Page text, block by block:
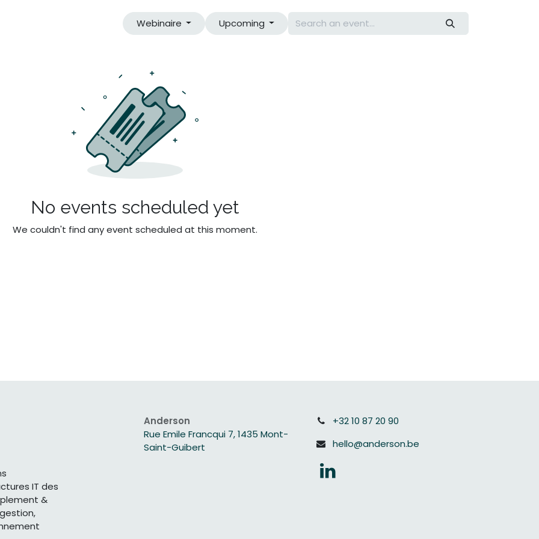
Webinaire Upcoming
No events scheduled yet
We couldn't find any event scheduled at this moment.
IT des
&
Anderson
Rue Emile Francqui 7, 1435 Mont-
Saint-Guibert
+32 10 87 20 90
hello@anderson.be